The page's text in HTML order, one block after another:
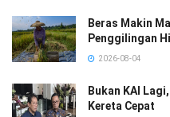
Beras Makin
Penggilingan
2026-08-04
Bukan KAI
Kereta Cepat